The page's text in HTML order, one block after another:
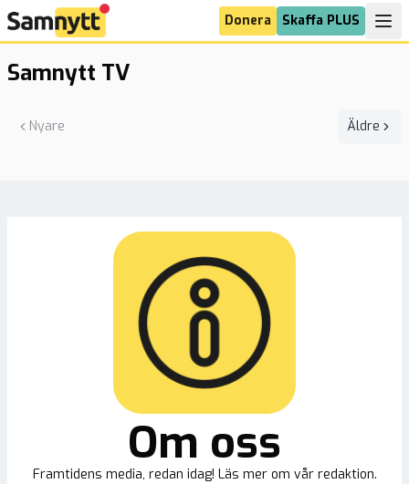
Donera Skaffa PLUS
Samnytt TV
Nyare Äldre
Om oss
Framtidens media, redan idag! Läs mer om vår redaktion.